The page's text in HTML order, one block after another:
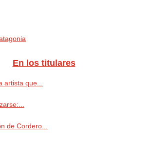
En los titulares
artista que...
de Cordero...